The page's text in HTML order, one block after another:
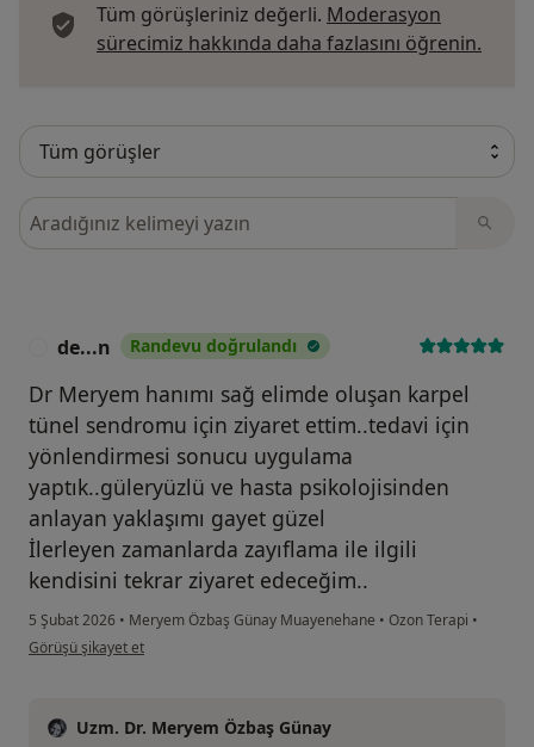
Tüm görüşleriniz değerli. Moderasyon
sürecimiz hakkında daha fazlasını öğrenin.
Görüşler içerisinde ara
de...n Randevu doğrulandı
Dr Meryem hanımı sağ elimde oluşan karpel
tünel sendromu için ziyaret ettim..tedavi için
yönlendirmesi sonucu uygulama
yaptık..güleryüzlü ve hasta psikolojisinden
anlayan yaklaşımı gayet güzel
İlerleyen zamanlarda zayıflama ile ilgili
kendisini tekrar ziyaret edeceğim..
5 Şubat 2026 • Meryem Özbaş Günay Muayenehane • Ozon Terapi •
kullanıcının görüşüne göre de...n
Görüşü şikayet et
Uzm. Dr. Meryem Özbaş Günay